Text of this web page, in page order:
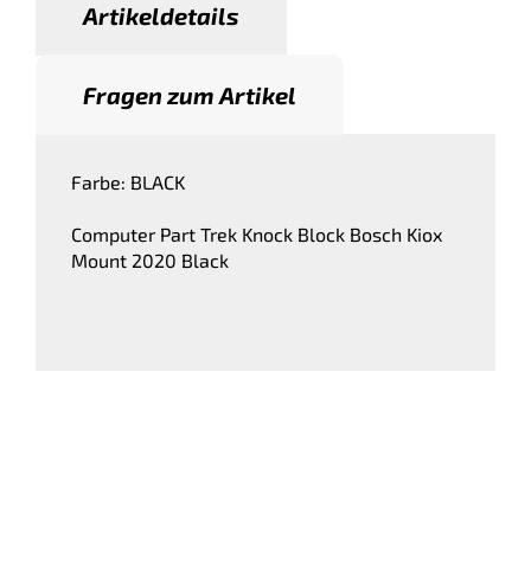
Artikeldetails
Fragen zum Artikel
Farbe: BLACK
Computer Part Trek Knock Block Bosch Kiox
Mount 2020 Black